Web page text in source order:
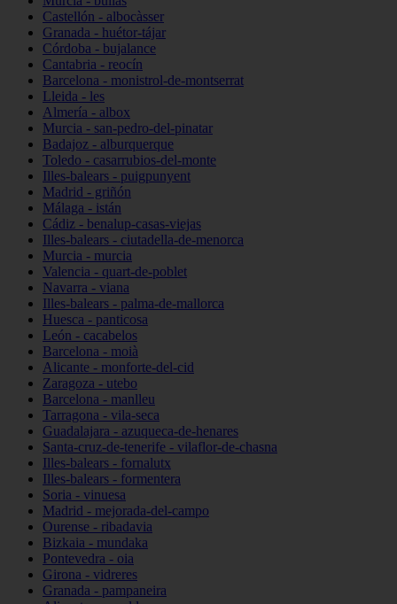
Castellón - albocàsser
Granada - huétor-tájar
Córdoba - bujalance
Cantabria - reocín
Barcelona - monistrol-de-montserrat
Lleida - les
Almería - albox
Murcia - san-pedro-del-pinatar
Badajoz - alburquerque
Toledo - casarrubios-del-monte
Illes-balears - puigpunyent
Madrid - griñón
Málaga - istán
Cádiz - benalup-casas-viejas
Illes-balears - ciutadella-de-menorca
Murcia - murcia
Valencia - quart-de-poblet
Navarra - viana
Illes-balears - palma-de-mallorca
Huesca - panticosa
León - cacabelos
Barcelona - moià
Alicante - monforte-del-cid
Zaragoza - utebo
Barcelona - manlleu
Tarragona - vila-seca
Guadalajara - azuqueca-de-henares
Santa-cruz-de-tenerife - vilaflor-de-chasna
Illes-balears - fornalutx
Illes-balears - formentera
Soria - vinuesa
Madrid - mejorada-del-campo
Ourense - ribadavia
Bizkaia - mundaka
Pontevedra - oia
Girona - vidreres
Granada - pampaneira